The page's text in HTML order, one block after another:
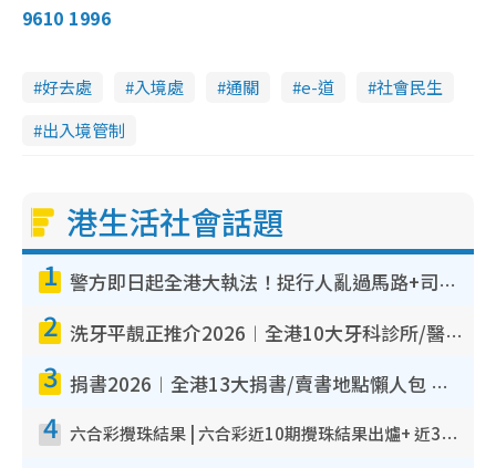
e
9610 1996
好去處 入境處 通關 e-道
社會民生
出入境管制
港生活社會話題
1 警方即日起全港大執法！捉行人亂過馬路+司機不專注駕駛！亂過馬路罰$2000
2 洗牙平靚正推介2026︱全港10大牙科診所/醫院懶人包 夜診至8點/鎮靜潔牙/醫療券適用
3 捐書2026︱全港13大捐書/賣書地點懶人包 二手課本最高$150＋舊書換免費咖啡/戲票
4 六合彩攪珠結果 | 六合彩近10期攪珠結果出爐+ 近30期最旺熱門中獎號碼